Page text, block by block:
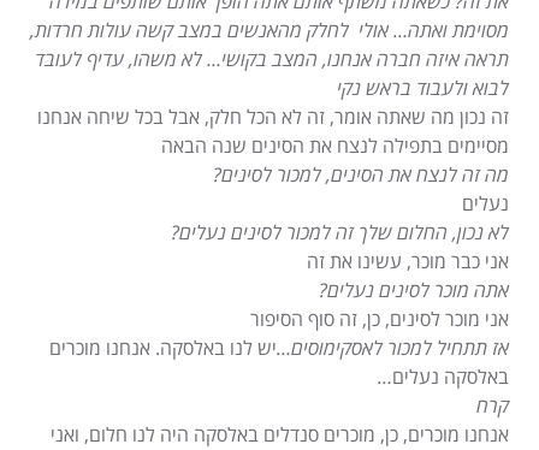
מסוימת ואתה… אולי לחלק מהאנשים במצב קשה עולות חרדות,
תראה איזה חברה אנחנו, המצב בקושי… לא משהו, עדיף לעובד
לבוא ולעבוד בראש נקי
זה נכון מה שאתה אומר, זה לא הכל חלק, אבל בכל שיחה אנחנו
מסיימים בתפילה לנצח את הסינים שנה הבאה
מה זה לנצח את הסינים, למכור לסינים?
נעלים
לא נכון, החלום שלך זה למכור לסינים נעלים?
אני כבר מוכר, עשינו את זה
אתה מוכר לסינים נעלים?
אני מוכר לסינים, כן, זה סוף הסיפור
אז תתחיל למכור לאסקימוסים…יש לנו באלסקה. אנחנו מוכרים
באלסקה נעלים…
קרח
אנחנו מוכרים, כן, מוכרים סנדלים באלסקה היה לנו חלום, ואני